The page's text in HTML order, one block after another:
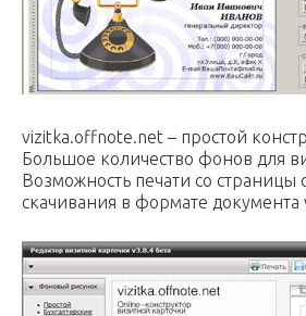
vizitka.offnote.net – простой
Большое количество фонов для
Возможность печати со страницы
скачивания в формате документа